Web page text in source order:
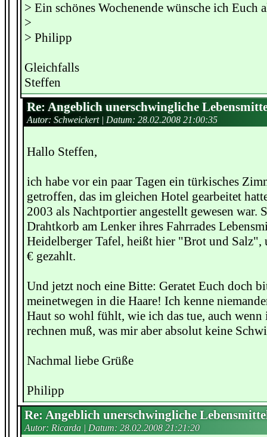
> Ein schönes Wochenende wünsche ich Euch
>
> Philipp
Gleichfalls
Steffen
Re: Angeblich unerschwingliche
Autor: Schweickert | Datum: 28.02.2008 21:00:35
Hallo Steffen,
ich habe vor ein paar Tagen ein türkisches
getroffen, das im gleichen Hotel gearbeitet
2003 als Nachtportier angestellt gewesen war.
Drahtkorb am Lenker ihres Fahrrades
Heidelberger Tafel, heißt hier "Brot und Salz",
€ gezahlt.
Und jetzt noch eine Bitte: Geratet Euch doch
meinetwegen in die Haare! Ich kenne
Haut so wohl fühlt, wie ich das tue, auch wenn
rechnen muß, was mir aber absolut keine
Nachmal liebe Grüße
Philipp
Re: Angeblich unerschwingliche
Autor: Ricarda | Datum: 28.02.2008 21:21:20